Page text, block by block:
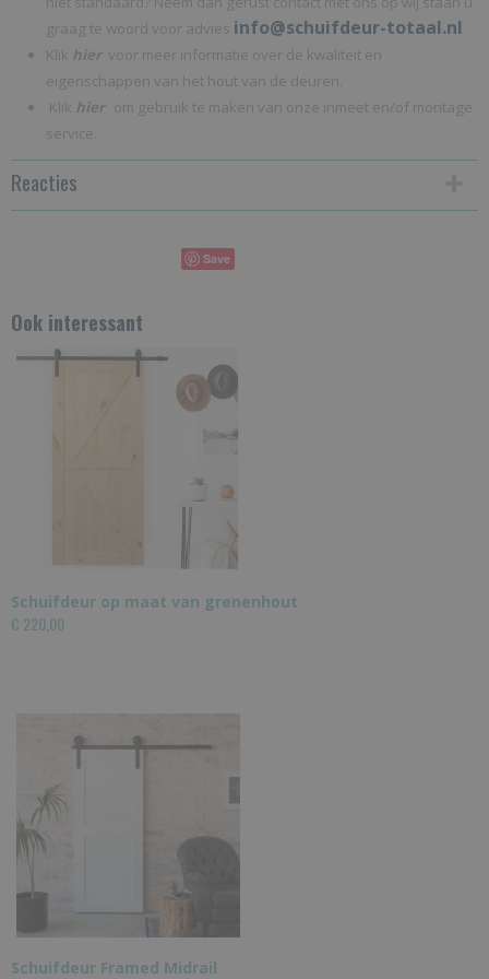
graag te woord voor advies info@schuifdeur-totaal.nl
Klik hier voor meer informatie over de kwaliteit en
eigenschappen van het hout van de deuren.
Klik hier om gebruik te maken van onze inmeet en/of montage
service.
Reacties
Save
Ook interessant
Schuifdeur op maat van grenenhout
€ 220,00
Schuifdeur Framed Midrail